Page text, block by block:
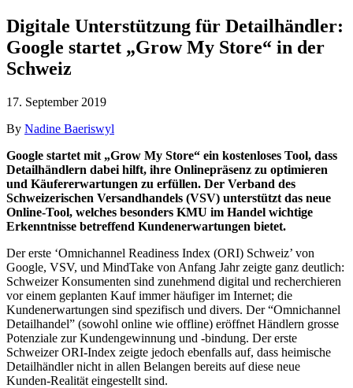
Digitale Unterstützung für Detailhändler:
Google startet „Grow My Store“ in der
Schweiz
17. September 2019
By Nadine Baeriswyl
Google startet mit „Grow My Store“ ein kostenloses Tool, dass
Detailhändlern dabei hilft, ihre Onlinepräsenz zu optimieren
und Käufererwartungen zu erfüllen. Der Verband des
Schweizerischen Versandhandels (VSV) unterstützt das neue
Online-Tool, welches besonders KMU im Handel wichtige
Erkenntnisse betreffend Kundenerwartungen bietet.
Der erste ‘Omnichannel Readiness Index (ORI) Schweiz’ von
Google, VSV, und MindTake von Anfang Jahr zeigte ganz deutlich:
Schweizer Konsumenten sind zunehmend digital und recherchieren
vor einem geplanten Kauf immer häufiger im Internet; die
Kundenerwartungen sind spezifisch und divers. Der “Omnichannel
Detailhandel” (sowohl online wie offline) eröffnet Händlern grosse
Potenziale zur Kundengewinnung und -bindung. Der erste
Schweizer ORI-Index zeigte jedoch ebenfalls auf, dass heimische
Detailhändler nicht in allen Belangen bereits auf diese neue
Kunden-Realität eingestellt sind.